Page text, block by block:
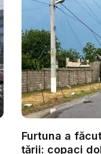
Furtuna a
țării: copaci